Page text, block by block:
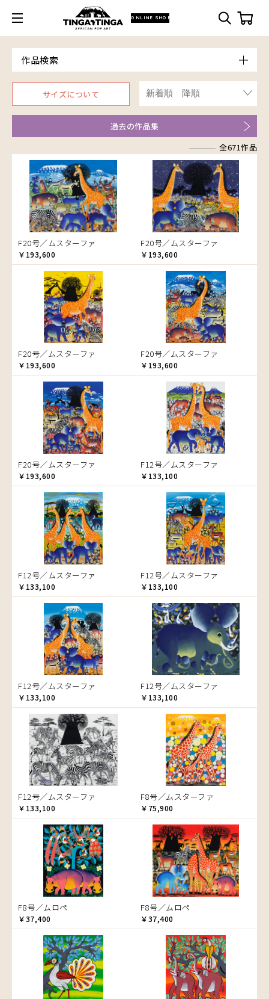
ONLINE SHOP
作品検索
Model
青空
朝焼け
家
イノシシ
イボイノシシ
イルカ
インパラ
うさぎ
お祭り
音楽
カエル
かくれんぼ
家族-親子
カシューナッツの木
カップル
カバ
カメ
カメレオン
木
キリン
キリマンジャロ
孔雀
サイ
魚の群れ
桜
サル
シマウマ
ゾウ
タンザニア
タンザニアの女性
チーター
蝶
チンパンジー
動物たち
鳥
トカゲ
トンボ
日常
ニワトリ
バオバブの木
バッファロー
花
ヒョウ
フクロウ
ブドウの木
フラミンゴ
ヘビ
ペンギン
星空
マーケット
マサイ
マンゴーの木
水浴び
湖
夕日
ライオン
～￥10,000
￥30,001～40,000
￥40,001～60,000
￥60,001～80,000
￥80,001～100,000
￥100,001～
Artist
ア行
アウスィー
アキリ
アグネス
アジャバ
アダム
アダムス
アパイ
アバス
アブー
アブダラ
アマニ
アミナータ
アリー
アルバー
イッサ
イディー
エミリアス
エレナ
オマリー
カ行
カケパ
カッシム
ガヨ
カンビリ
ゴッドフレイ
コルンバ
サ行
サイディ
ザチ
サビティ
サランゲ
サンデイ
サンデイビッタ
シャハ
シャバーニ
ジャリブーニ
スフィアー二
ズベリ
スライディ（スライドゥ）
ゼナ
セフ
タ行
チャド
チャリンダ
チワヤ
ドゥケ
ドサ
ナ行
ナココ
ハ行
ハッサーニ
ベッカー
ブッシーリ
マ行
マウラーナ
マトゥカ
マジドゥ
マブサ
マリキータ
マルチナ
マワゾ
マングラ
ミムス
ムクラ
ムクンバ
ムスターファ
ムチサ
ムッサ
ムブカ
ムロペ
ムワツカ
ムワメディ
ヤ行
ヤッスィーニ（ヤッスィン）
ヤフィドゥ
ラシッド.ムズグノ
ラシディ
ルーカス
ルブニ
レイモンド
ロジャー
Size
F3号
F4号
F8号
F12号
F20号
規格外S
規格外M
規格外L
Frame
木枠張り／パネル
アートフレーム
サイズについて
過去の作品集
全671作品
F20号／ムスターファ
￥193,600
F20号／ムスターファ
￥193,600
F20号／ムスターファ
￥193,600
F20号／ムスターファ
￥193,600
F20号／ムスターファ
￥193,600
F12号／ムスターファ
￥133,100
F12号／ムスターファ
￥133,100
F12号／ムスターファ
￥133,100
F12号／ムスターファ
￥133,100
F12号／ムスターファ
￥133,100
F12号／ムスターファ
￥133,100
F8号／ムスターファ
￥75,900
F8号／ムロペ
￥37,400
F8号／ムロペ
￥37,400